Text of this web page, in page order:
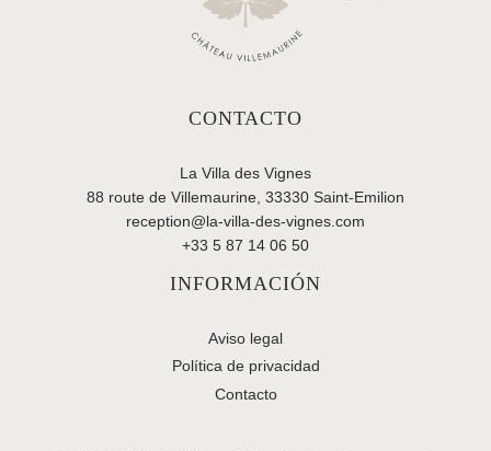
CONTACTO
La Villa des Vignes
88 route de Villemaurine, 33330 Saint-Emilion
reception@la-villa-des-vignes.com
+33 5 87 14 06 50
INFORMACIÓN
Aviso legal
Política de privacidad
Contacto